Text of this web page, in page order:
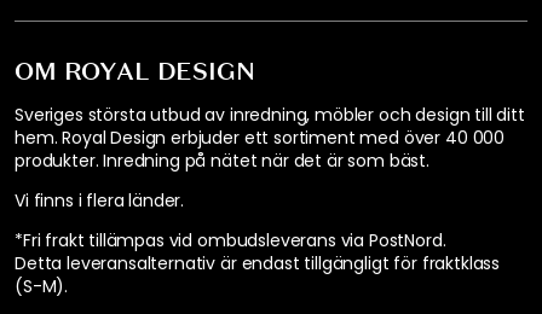
OM ROYAL DESIGN
Sveriges största utbud av inredning, möbler och design till ditt
hem. Royal Design erbjuder ett sortiment med över 40 000
produkter. Inredning på nätet när det är som bäst.
Vi finns i flera länder.
*Fri frakt tillämpas vid ombudsleverans via PostNord.
Detta leveransalternativ är endast tillgängligt för fraktklass
(S-M).